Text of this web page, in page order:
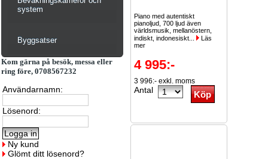
system
Byggsatser
Kom gärna på besök, messa eller
ring före, 0708567232
Användarnamn:
Lösenord:
Ny kund
Glömt ditt lösenord?
Piano med autentiskt
pianoljud, 700 ljud även
världsmusik, mellanöstern,
indiskt, indonesiskt...
Läs
mer
4 995:-
3 996:- exkl. moms
Antal